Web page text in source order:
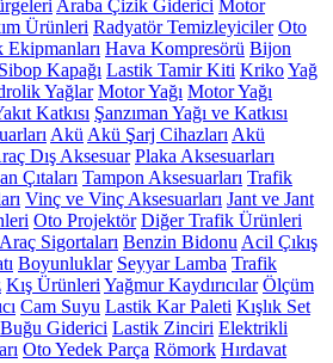
Araba Çizik Giderici Motor
Ürünleri Radyatör Temizleyiciler Oto
Ekipmanları Hava Kompresörü Bijon
Kapağı Lastik Tamir Kiti KrikoYağ
Yağlar Motor Yağı Motor Yağı
Katkısı Şanzıman Yağı ve Katkısı
Akü Akü Şarj Cihazları Akü
Dış Aksesuar Plaka Aksesuarları
Çıtaları Tampon Aksesuarları Trafik
Vinç ve Vinç Aksesuarları Jant ve Jant
Oto Projektör Diğer Trafik Ürünleri
Araç Sigortaları Benzin Bidonu Acil Çıkış
Boyunluklar Seyyar Lamba Trafik
Kış Ürünleri Yağmur Kaydırıcılar Ölçüm
Cam Suyu Lastik Kar Paleti Kışlık Set
Buğu Giderici Lastik Zinciri Elektrikli
Oto Yedek Parça Römork Hırdavat